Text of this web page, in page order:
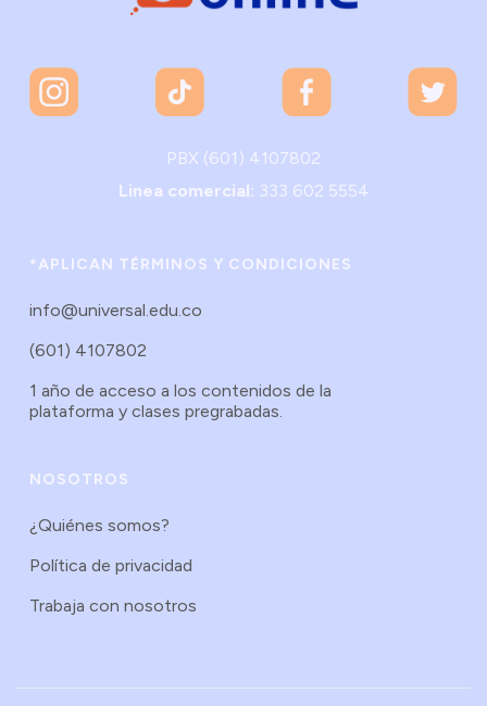
PBX (601) 4107802
Linea comercial: 333 602 5554
*APLICAN TÉRMINOS Y CONDICIONES
info@universal.edu.co
(601) 4107802
1 año de acceso a los contenidos de la
plataforma y clases pregrabadas.
NOSOTROS
¿Quiénes somos?
Política de privacidad
Trabaja con nosotros